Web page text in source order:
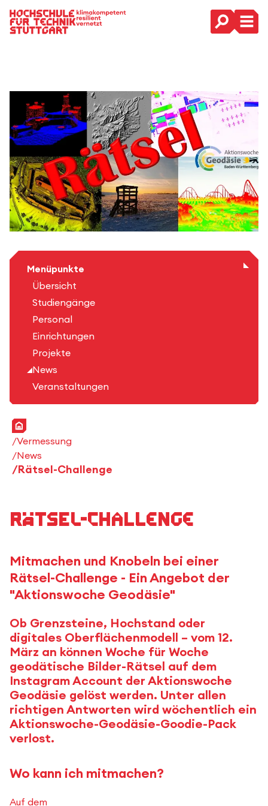
Hauptnavigation
Menüpunkte
Übersicht
Studiengänge
Personal
Einrichtungen
Projekte
News
Veranstaltungen
Startseite
Vermessung
News
Rätsel-Challenge
Rätsel-Challenge
Mitmachen und Knobeln bei einer
Rätsel-Challenge - Ein Angebot der
"Aktionswoche Geodäsie"
Ob Grenzsteine, Hochstand oder
digitales Oberflächenmodell – vom 12.
März an können Woche für Woche
geodätische Bilder-Rätsel auf dem
Instagram Account der Aktionswoche
Geodäsie gelöst werden. Unter allen
richtigen Antworten wird wöchentlich ein
Aktionswoche-Geodäsie-Goodie-Pack
verlost.
Wo kann ich mitmachen?
Auf dem